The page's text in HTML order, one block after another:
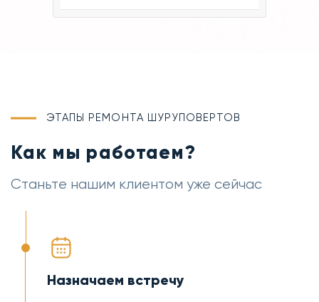
ЭТАПЫ РЕМОНТА ШУРУПОВЕРТОВ
Как мы работаем?
Станьте нашим клиентом уже сейчас
Назначаем встречу